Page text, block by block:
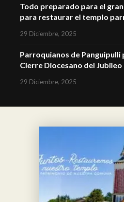
Todo preparado para el
para restaurar el templo
29 Diciembre, 2025
Parroquianos de
Cierre Diocesano del Jubileo
29 Diciembre, 2025